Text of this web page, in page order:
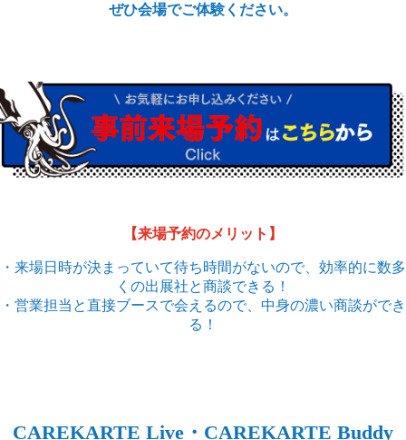
ぜひ会場でご体験ください。
【来場予約のメリット】
・来場日時が決まっていて待ち時間がないので、効率的に数多
くの出展社と商談できる！
・営業担当と直接ブースで会えるので、中身の濃い商談ができ
る！
CAREKARTE Live・CAREKARTE Buddy